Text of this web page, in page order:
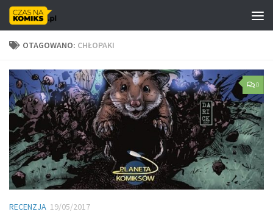
Skip to content
OTAGOWANO: CHŁOPAKI
0
RECENZJA 19/05/2017